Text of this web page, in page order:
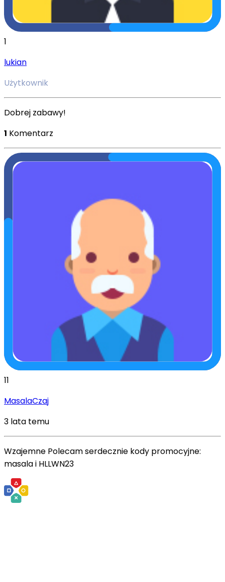
1
lukian
Użytkownik
Dobrej zabawy!
1 Komentarz
11
MasalaCzaj
3 lata temu
Wzajemne Polecam serdecznie kody promocyjne:
masala i HLLWN23